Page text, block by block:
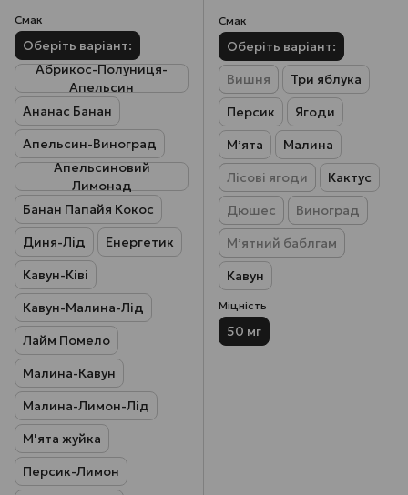
Смак
Оберіть варіант:
Абрикос-Полуниця-
Апельсин
Ананас Банан
Апельсин-Виноград
Апельсиновий
Лимонад
Банан Папайя Кокос
Диня-Лід
Енергетик
Кавун-Ківі
Кавун-Малина-Лід
Лайм Помело
Малина-Кавун
Малина-Лимон-Лід
М'ята жуйка
Персик-Лимон
Смак
Оберіть варіант:
Вишня
Три яблука
Персик
Ягоди
Мʼята
Малина
Лісові ягоди
Кактус
Дюшес
Виноград
Мʼятний баблгам
Кавун
Міцність
50 мг